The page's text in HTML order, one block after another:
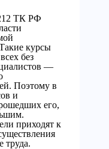
ТК РФ
курсы
без
—
Поэтому в
и
его,
приходят к
труда.